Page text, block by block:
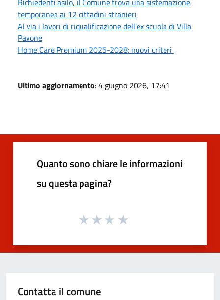
temporanea ai 12 cittadini stranieri
Al via i lavori di riqualificazione dell'ex scuola di Villa
Pavone
Home Care Premium 2025-2028: nuovi criteri
Ultimo aggiornamento: 4 giugno 2026, 17:41
Quanto sono chiare le informazioni
su questa pagina?
Contatta il comune